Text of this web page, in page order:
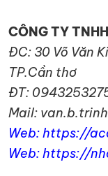
CÔNG TY
ĐC: 30 Võ Văn
TP.Cần thơ
ĐT:
Mail:
Web: https://
Web: https://